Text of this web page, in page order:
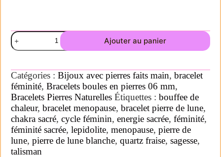
Ajouter au panier
Catégories : Bijoux avec pierres faits main, bracelet
féminité, Bracelets boules en pierres 06 mm,
Bracelets Pierres Naturelles Étiquettes : bouffee de
chaleur, bracelet menopause, bracelet pierre de lune,
chakra sacré, cycle féminin, energie sacrée, féminité,
féminité sacrée, lepidolite, menopause, pierre de
lune, pierre de lune blanche, quartz fraise, sagesse,
talisman